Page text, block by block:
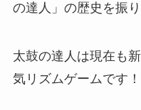
の達人」の歴史を振
太鼓の達人は現在も
気リズムゲームです！